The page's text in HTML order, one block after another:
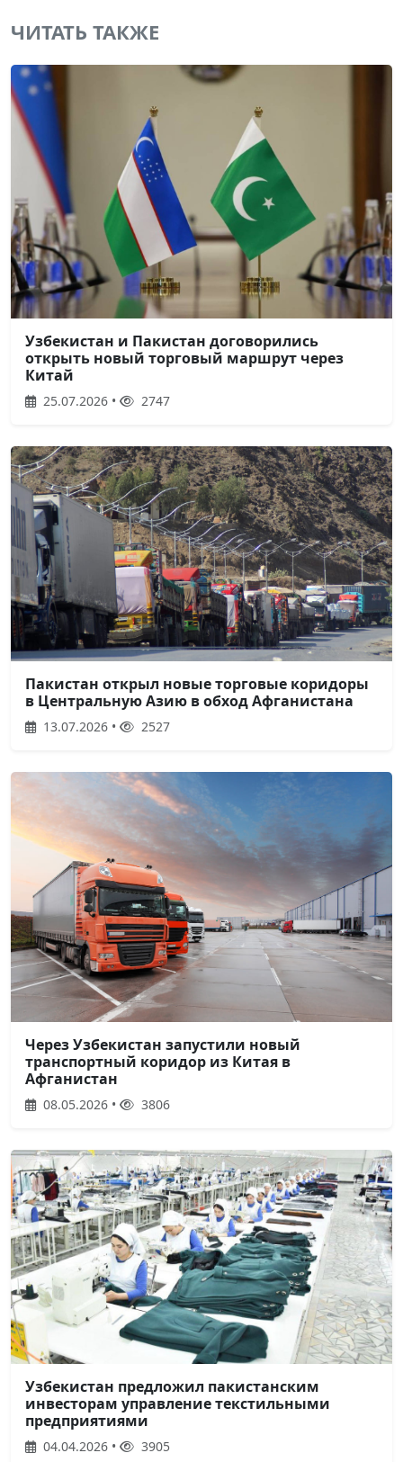
ЧИТАТЬ ТАКЖЕ
Узбекистан и Пакистан договорились
открыть новый торговый маршрут через
Китай
25.07.2026 • 2747
Пакистан открыл новые торговые коридоры
в Центральную Азию в обход Афганистана
13.07.2026 • 2527
Через Узбекистан запустили новый
транспортный коридор из Китая в
Афганистан
08.05.2026 • 3806
Узбекистан предложил пакистанским
инвесторам управление текстильными
предприятиями
04.04.2026 • 3905